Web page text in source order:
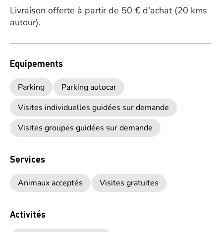
Livraison offerte à partir de 50 € d’achat (20 kms
autour).
Equipements
Parking
Parking autocar
Visites individuelles guidées sur demande
Visites groupes guidées sur demande
Services
Animaux acceptés Visites gratuites
Activités